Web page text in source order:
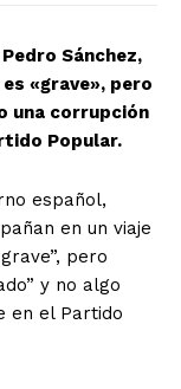
Sánchez,
«grave», pero
una corrupción
Popular.
español,
en un viaje
pero
y no algo
en el Partido